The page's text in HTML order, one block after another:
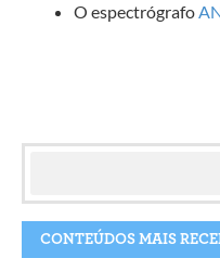
O espectrógrafo
CONTEÚDOS MAIS